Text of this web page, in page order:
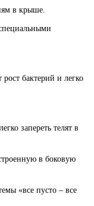
в крыше.
бактерий и легко
запереть телят в
в боковую
«все пусто – все